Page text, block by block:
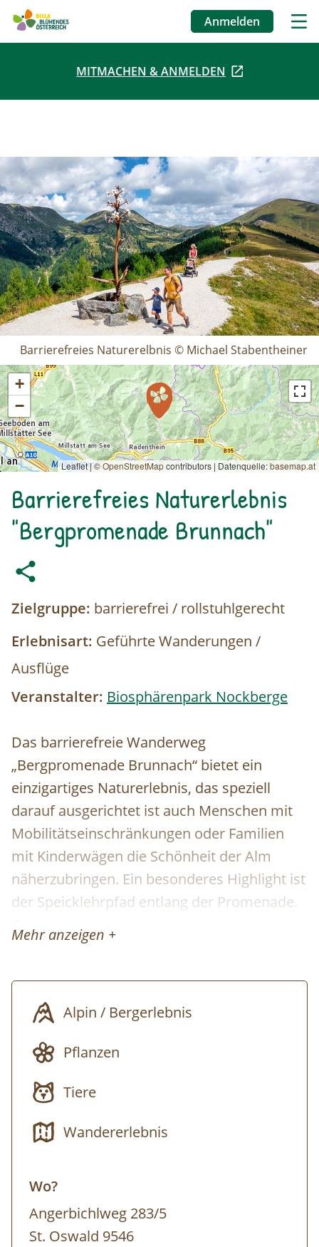
Direkt
Benutzermenü
Anmelden
MITMACHEN & ANMELDEN
Barrierefreies Naturerelbnis © Michael Stabentheiner
+
−
Leaflet | ©OpenStreetMapcontributors | Datenquelle:basemap.at
Barrierefreies Naturerlebnis
"Bergpromenade Brunnach"
Zielgruppe: barrierefrei / rollstuhlgerecht
Erlebnisart: Geführte Wanderungen /
Ausflüge
Veranstalter: Biosphärenpark Nockberge
Das barrierefreie Wanderweg
„Bergpromenade Brunnach“ bietet ein
einzigartiges Naturerlebnis, das speziell
darauf ausgerichtet ist auch Menschen mit
Mobilitätseinschränkungen oder Familien
mit Kinderwägen die Schönheit der Alm
näherzubringen. Ein besonderes Highlight ist
der Speicklehrpfad entlang der Promenade.
Gemeinsam mit einem/einer
Biosphärenpark-Ranger: in erkunden Sie
Mit Sonnenschein-Card und MIC kostenlos
Mit Kärntner Familienkarte 25 % Ermäßigung
zzgl. Liftkosten ( mit Kärnten-Card kostenlos)
Mehr anzeigen +
Alpin / Bergerlebnis
Pflanzen
Tiere
Wandererlebnis
Wo?
Angerbichlweg 283/5
St. Oswald 9546